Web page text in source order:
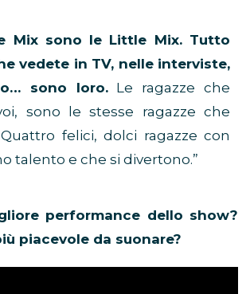
Mix sono le Little Mix. Tutto
vedete in TV, nelle interviste,
sono loro.Le ragazze che
sono le stesse ragazze che
felici, dolci ragazze con
talento e che si divertono.”
performance dello show?
piacevole da suonare?